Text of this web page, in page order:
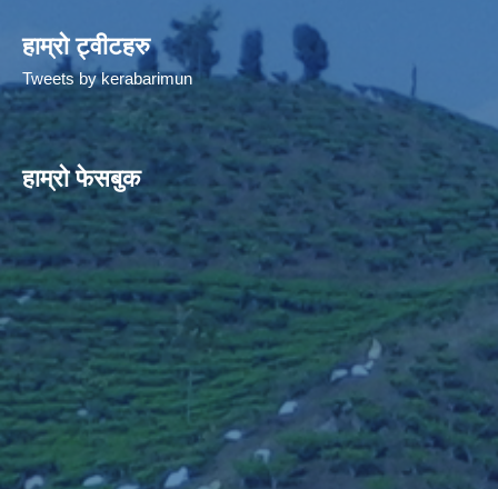
हाम्रो ट्वीटहरु
Tweets by kerabarimun
हाम्रो फेसबुक